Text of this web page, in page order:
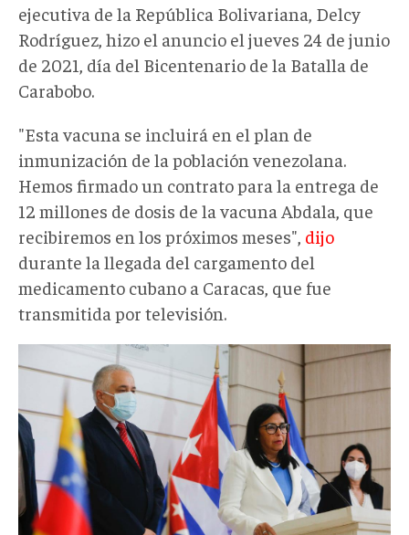
ejecutiva de la República Bolivariana, Delcy
Rodríguez, hizo el anuncio el jueves 24 de junio
de 2021, día del Bicentenario de la Batalla de
Carabobo.
"Esta vacuna se incluirá en el plan de
inmunización de la población venezolana.
Hemos firmado un contrato para la entrega de
12 millones de dosis de la vacuna Abdala, que
recibiremos en los próximos meses", dijo
durante la llegada del cargamento del
medicamento cubano a Caracas, que fue
transmitida por televisión.
ap.jpg